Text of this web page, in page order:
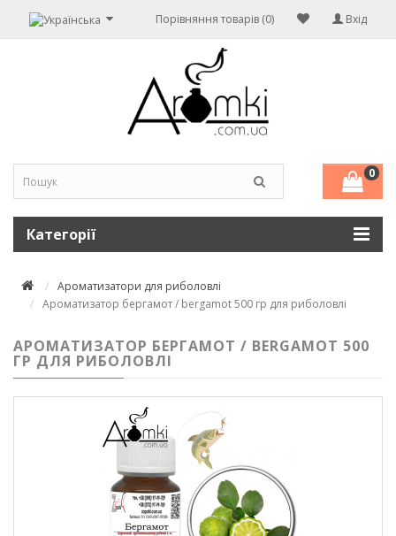
Вхід
Порівняння товарів (0)
0
Категорії
Ароматизатори для риболовлі
Ароматизатор бергамот / bergamot 500 гр для риболовлі
АРОМАТИЗАТОР БЕРГАМОТ / BERGAMOT 500
ГР ДЛЯ РИБОЛОВЛІ